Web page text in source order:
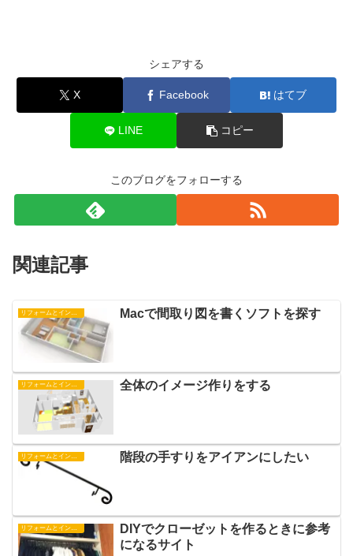
シェアする
X Facebook はてブ
LINE コピー
このブログをフォローする
関連記事
リフォームとインテリア Macで間取り図を書くソフトを探す
リフォームとインテリア 全体のイメージ作りをする
リフォームとインテリア 階段の手すりをアイアンにしたい
リフォームとインテリア
DIYでクローゼットを作るときに参考
になるサイト